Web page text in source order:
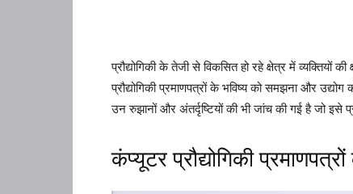
प्रौद्योगिकी के तेजी से विकसित हो रहे क्षेत्र में
प्रौद्योगिकी प्रमाणपत्रों के भविष्य को समझना और
उन रुझानों और अंतर्दृष्टियों की भी जांच की गई है जो इसे
कंप्यूटर प्रौद्योगिकी